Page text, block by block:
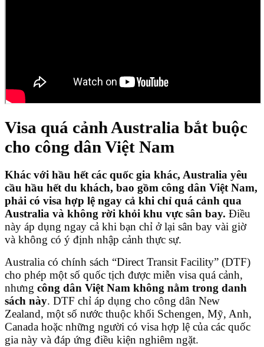
Visa quá cảnh Australia bắt buộc
cho công dân Việt Nam
Khác với hầu hết các quốc gia khác, Australia yêu
cầu hầu hết du khách, bao gồm công dân Việt Nam,
phải có visa hợp lệ ngay cả khi chỉ quá cảnh qua
Australia và không rời khỏi khu vực sân bay. Điều
này áp dụng ngay cả khi bạn chỉ ở lại sân bay vài giờ
và không có ý định nhập cảnh thực sự.
Australia có chính sách “Direct Transit Facility” (DTF)
cho phép một số quốc tịch được miễn visa quá cảnh,
nhưng công dân Việt Nam không nằm trong danh
sách này. DTF chỉ áp dụng cho công dân New
Zealand, một số nước thuộc khối Schengen, Mỹ, Anh,
Canada hoặc những người có visa hợp lệ của các quốc
gia này và đáp ứng điều kiện nghiêm ngặt.